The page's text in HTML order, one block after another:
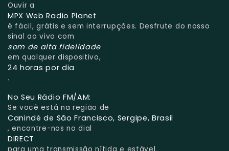
Ouvir a
MPX Web Radio Planet
é fácil, grátis e sem interrupções. Desfrute do nosso
sinal ao vivo com
som de alta fidelidade
em qualquer dispositivo,
24 horas por dia
.
No Seu Rádio FM/AM:
Se você está na região de
Canindé de São Francisco, Sergipe, Brasil
, encontre-nos no dial
DIRECT